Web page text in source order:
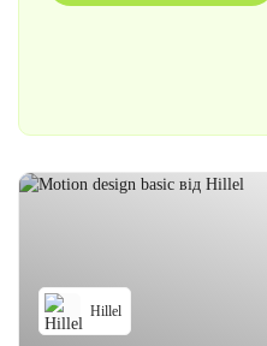
Hillel